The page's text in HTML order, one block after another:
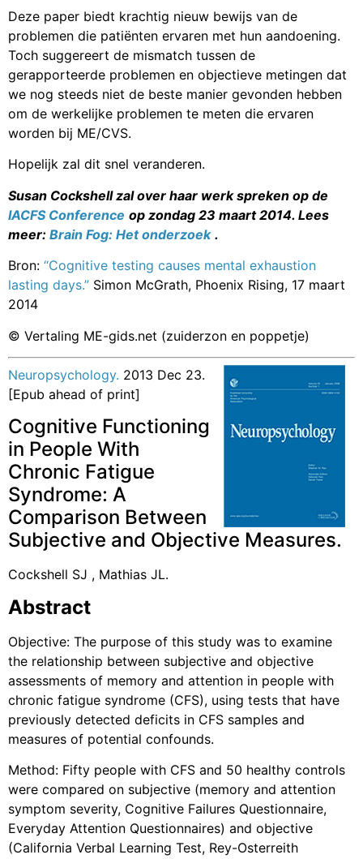
Deze paper biedt krachtig nieuw bewijs van de
problemen die patiënten ervaren met hun aandoening.
Toch suggereert de mismatch tussen de
gerapporteerde problemen en objectieve metingen dat
we nog steeds niet de beste manier gevonden hebben
om de werkelijke problemen te meten die ervaren
worden bij ME/CVS.
Hopelijk zal dit snel veranderen.
Susan Cockshell zal over haar werk spreken op de
IACFS Conference op zondag 23 maart 2014. Lees
meer: Brain Fog: Het onderzoek .
Bron: “Cognitive testing causes mental exhaustion
lasting days.” Simon McGrath, Phoenix Rising, 17 maart
2014
© Vertaling ME-gids.net (zuiderzon en poppetje)
Neuropsychology. 2013 Dec 23.
[Epub ahead of print]
Cognitive Functioning
in People With
Chronic Fatigue
Syndrome: A
Comparison Between
Subjective and Objective Measures.
Cockshell SJ , Mathias JL.
Abstract
Objective: The purpose of this study was to examine
the relationship between subjective and objective
assessments of memory and attention in people with
chronic fatigue syndrome (CFS), using tests that have
previously detected deficits in CFS samples and
measures of potential confounds.
Method: Fifty people with CFS and 50 healthy controls
were compared on subjective (memory and attention
symptom severity, Cognitive Failures Questionnaire,
Everyday Attention Questionnaires) and objective
(California Verbal Learning Test, Rey-Osterreith